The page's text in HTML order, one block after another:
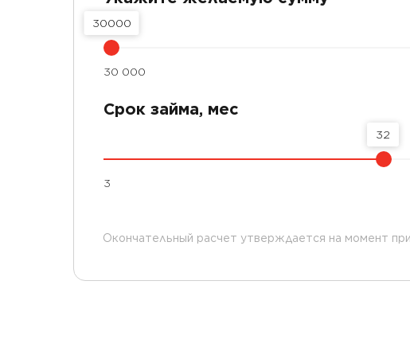
30000
30 000
Срок займа, мес
32
3
Окончательный расчет утверждается на момент